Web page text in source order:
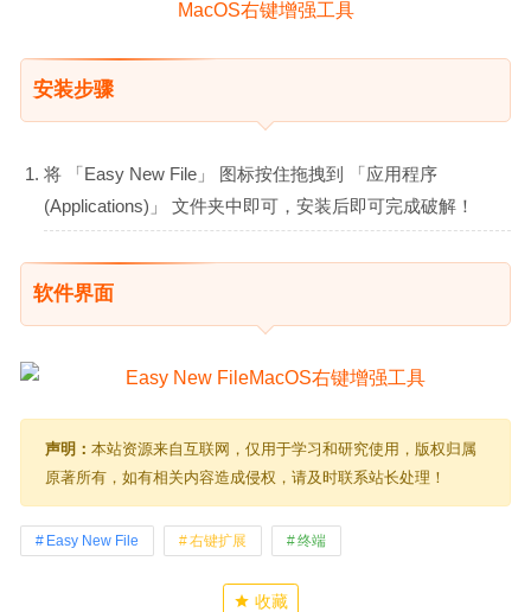
安装步骤
将 「Easy New File」 图标按住拖拽到 「应用程序
(Applications)」 文件夹中即可，安装后即可完成破解！
软件界面
声明： 本站资源来自互联网，仅用于学习和研究使用，版权归属
原著所有，如有相关内容造成侵权，请及时联系站长处理！
Easy New File 右键扩展 终端
收藏